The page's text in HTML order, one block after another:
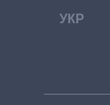
УКР